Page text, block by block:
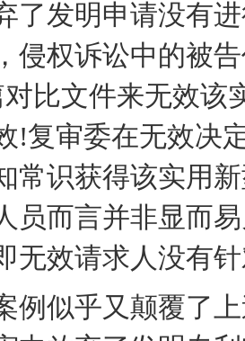
了发明申请没有
侵权诉讼中的被
比文件来无效该
!复审委在无效决
常识获得该实用
员而言并非显而
无效请求人没有
似乎又颠覆了上